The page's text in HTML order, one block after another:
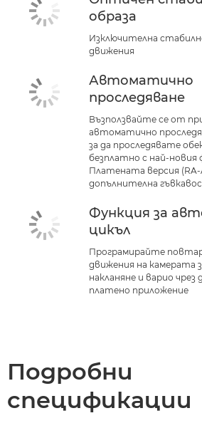
образа
Изключителна
движения
Автоматично
проследяване
Възползвайте се от
автоматично
за да проследявате
безплатно с най-новия
Платената версия (RA-
допълнителна
Функция за
цикъл
Програмирайте
движения на камерата
накланяне и варио
платено приложение
Подробни
спецификации